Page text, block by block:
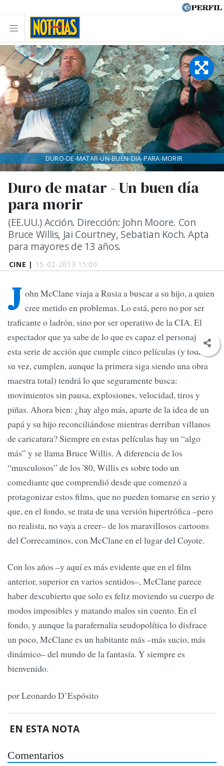
CINE | 15-02-2013 15:00
Duro de matar - Un buen día
para morir
(EE.UU.) Acción. Dirección: John Moore. Con
Bruce Willis, Jai Courtney, Sebatian Koch. Apta
para mayores de 13 años.
DURO-DE-MATAR-UN-BUEN-DIA-PARA-MORIR
J ohn McClane viaja a Rusia a buscar a su hijo, a quien
cree metido en problemas. Lo está, pero no por ser
traficante o ladrón, sino por ser operativo de la CIA. El
espectador que ya sabe de lo que es capaz el personaje en
esta serie de acción que cumple cinco películas (y todas, a
su vez, cumplen, aunque la primera siga siendo una obra
maestra total) tendrá lo que seguramente busca:
movimientos sin pausa, explosiones, velocidad, tiros y
piñas. Ahora bien: ¿hay algo más, aparte de la idea de un
papá y su hijo reconciliándose mientras derriban villanos
de caricatura? Siempre en estas películas hay un “algo
más” y se llama Bruce Willis. A diferencia de los
“musculosos” de los '80, Willis es sobre todo un
comediante que comprendió desde que comenzó a
protagonizar estos films, que no pueden tomarse en serio y
que, en el fondo, se trata de una versión hipertrófica –pero
no realista, no vaya a creer– de los maravillosos cartoons
del Correcaminos, con McClane en el lugar del Coyote.
Con los años –y aquí es más evidente que en el film
anterior, superior en varios sentidos–, McClane parece
haber descubierto que solo es feliz moviendo su cuerpo de
modos imposibles y matando malos sin cuento. En el
fondo, y aunque la parafernalia seudopolítica lo disfrace
un poco, McClane es un habitante más –más sucio, más
dinámico– del mundo de la fantasía. Y siempre es
bienvenido.
por Leonardo D’Espósito
EN ESTA NOTA
Comentarios